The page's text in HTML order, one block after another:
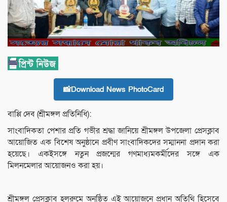
📸Download News PhotoCard
বাপ্পি দেব (শ্রীমঙ্গল প্রতিনিধি):
সাংবাদিকতা পেশার প্রতি গভীর শ্রদ্ধা জানিয়ে শ্রীমঙ্গল উপজেলা প্রেসক্লাব
আয়োজিত এক বিশেষ অনুষ্ঠানে প্রবীণ সাংবাদিকদের সম্মাননা প্রদান করা
হয়েছে। একইসঙ্গে নতুন প্রজন্মের গণমাধ্যমকর্মীদের সঙ্গে এক
মিলনমেলার আয়োজনও করা হয়।
শ্রীমঙ্গল প্রেসক্লাব হলরুমে অনুষ্ঠিত এই আয়োজনে প্রধান অতিথি হিসেবে